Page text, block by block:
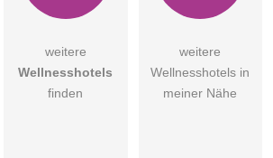
habe ich zur Kenntnis genommen.
stellen
weitere
Wellnesshotels
finden
weitere
Wellnesshotels in
meiner Nähe